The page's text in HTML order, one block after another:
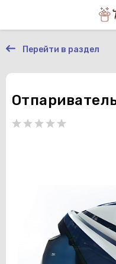
Перейти в раздел